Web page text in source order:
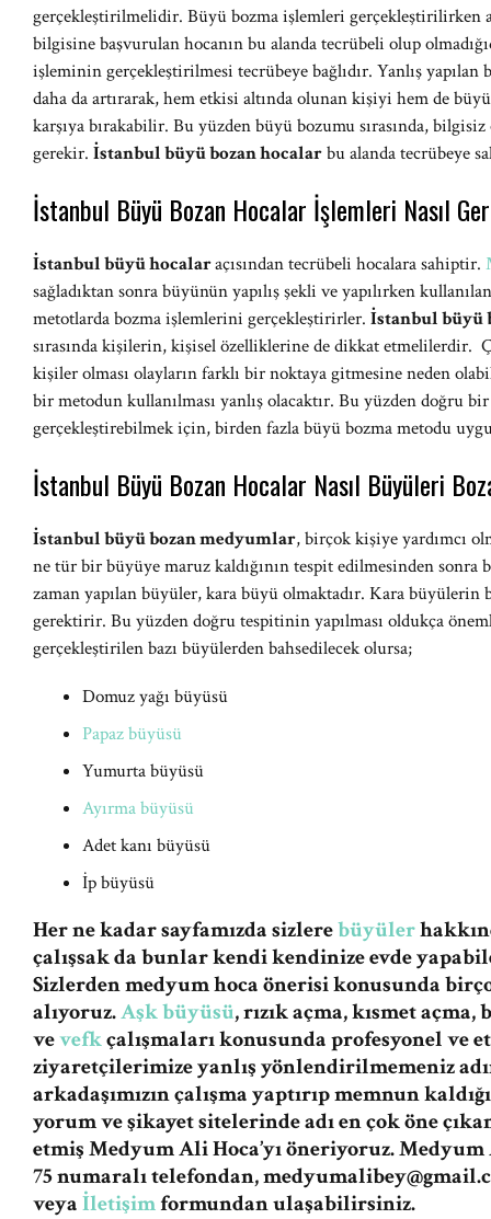
gerçekleştirilmelidir. Büyü bozma işlemleri gerçekleştirilirken
bilgisine başvurulan hocanın bu alanda tecrübeli olup
işleminin gerçekleştirilmesi tecrübeye bağlıdır. Yanlış
daha da artırarak, hem etkisi altında olunan kişiyi hem de
karşıya bırakabilir. Bu yüzden büyü bozumu sırasında,
gerekir. İstanbul büyü bozan hocalarbu alanda tecrübeye
İstanbul Büyü Bozan Hocalar İşlemleri Nasıl
İstanbul büyü hocalaraçısından tecrübeli hocalara sahiptir.
sağladıktan sonra büyünün yapılış şekli ve yapılırken
metotlarda bozma işlemlerini gerçekleştirirler. İstanbul büyü
sırasında kişilerin, kişisel özelliklerine de dikkat etmelilerdir.
kişiler olması olayların farklı bir noktaya gitmesine neden
bir metodun kullanılması yanlış olacaktır. Bu yüzden doğru
gerçekleştirebilmek için, birden fazla büyü bozma metodu
İstanbul Büyü Bozan Hocalar Nasıl Büyüleri
İstanbul büyü bozan medyumlar, birçok kişiye yardımcı
ne tür bir büyüye maruz kaldığının tespit edilmesinden
zaman yapılan büyüler, kara büyü olmaktadır. Kara büyülerin
gerektirir. Bu yüzden doğru tespitinin yapılması oldukça
gerçekleştirilen bazı büyülerden bahsedilecek olursa;
Domuz yağı büyüsü
Papaz büyüsü
Yumurta büyüsü
Ayırma büyüsü
Adet kanı büyüsü
İp büyüsü
Her ne kadar sayfamızda sizlerebüyüler
çalışsak da bunlar kendi kendinize evde
Sizlerden medyum hoca önerisi konusunda
alıyoruz.Aşk büyüsü, rızık açma, kısmet açma,
vevefkçalışmaları konusunda profesyonel ve
ziyaretçilerimize yanlış yönlendirilmemeniz
arkadaşımızın çalışma yaptırıp memnun
yorum ve şikayet sitelerinde adı en çok öne
etmiş Medyum Ali Hoca’yı öneriyoruz. Medyum
75 numaralı telefondan,
veyaİletişimformundan ulaşabilirsiniz.